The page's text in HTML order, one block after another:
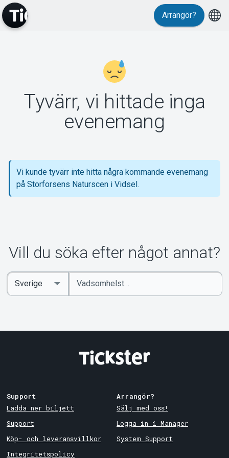
Support
Om Tickster
Arrangör?
Tyvärr, vi hittade inga
evenemang
Vi kunde tyvärr inte hitta några kommande evenemang
på Storforsens Naturscen i Vidsel.
Vill du söka efter något annat?
Ange
sökord
Select
Country
Support
Ladda ner biljett
Support
Köp- och leveransvillkor
Integritetspolicy
Arrangör?
Sälj med oss!
Logga in i Manager
System Support